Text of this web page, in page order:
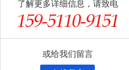
了解更多详细信息，请致电
或给我们留言